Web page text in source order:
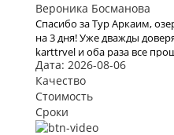
Вероника Босманова
Спасибо за Тур Аркаим,
на 3 дня! Уже дважды
karttrvel и оба раза все
было с маленьким
подходили особенно
помощь во всех
оформление виз и такое
Дата: 2026-08-06
Качество
Стоимость
Сроки